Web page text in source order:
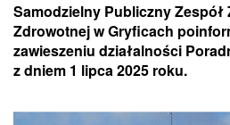
Samodzielny Publiczny Zespół
Zdrowotnej w Gryficach
zawieszeniu działalności
z dniem 1 lipca 2025 roku.